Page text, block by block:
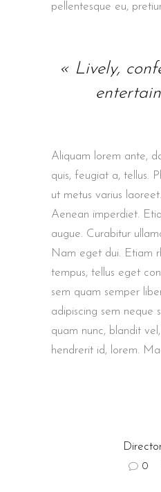
pellentesque eu,
« Lively,
Aliquam lorem ante,
quis, feugiat a, tellus.
ut metus varius
Aenean imperdiet.
augue. Curabitur
Nam eget dui. Etiam
tempus, tellus eget
sem quam semper
adipiscing sem neque
quam nunc, blandit
hendrerit id, lorem.
0